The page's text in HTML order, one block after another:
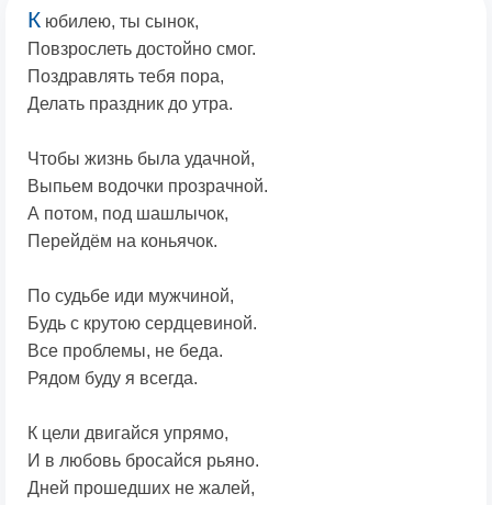
К юбилею, ты сынок,
Повзрослеть достойно смог.
Поздравлять тебя пора,
Делать праздник до утра.
Чтобы жизнь была удачной,
Выпьем водочки прозрачной.
А потом, под шашлычок,
Перейдём на коньячок.
По судьбе иди мужчиной,
Будь с крутою сердцевиной.
Все проблемы, не беда.
Рядом буду я всегда.
К цели двигайся упрямо,
И в любовь бросайся рьяно.
Дней прошедших не жалей,